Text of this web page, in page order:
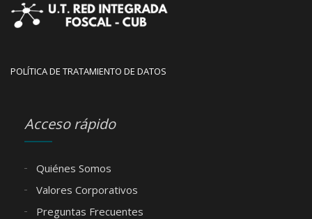
POLÍTICA DE TRATAMIENTO DE DATOS
Acceso rápido
Quiénes Somos
Valores Corporativos
Preguntas Frecuentes